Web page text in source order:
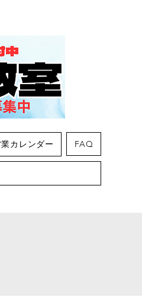
カレンダー FAQ